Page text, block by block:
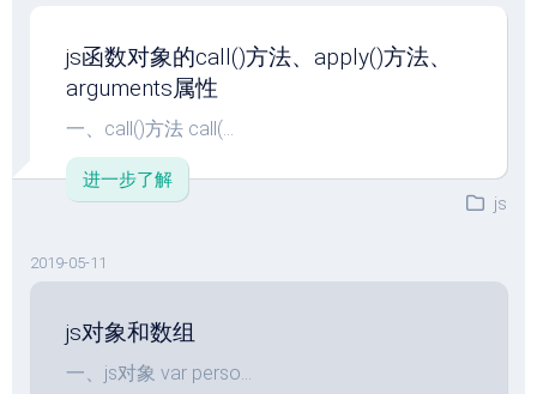
js函数对象的call()方法、apply()方法、
arguments属性
一、call()方法 call(...
进一步了解
js
2019-05-11
js对象和数组
一、js对象 var perso...